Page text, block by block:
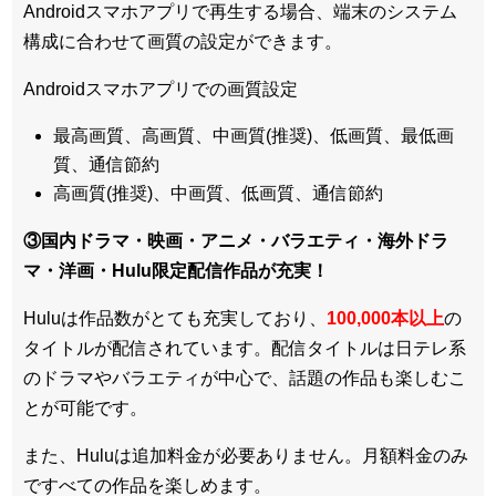
Androidスマホアプリで再生する場合、端末のシステム
構成に合わせて画質の設定ができます。
Androidスマホアプリでの画質設定
最高画質、高画質、中画質(推奨)、低画質、最低画
質、通信節約
高画質(推奨)、中画質、低画質、通信節約
③国内ドラマ・映画・アニメ・バラエティ・ 海外ドラ
マ・洋画・Hulu限定配信作品が充実！
Huluは作品数がとても充実しており、 100,000本以上の
タイトルが配信されています。配信タイトルは 日テレ系
のドラマやバラエティが中心で、話題の作品も楽しむこ
とが可能です。
また、Huluは追加料金が必要ありません。
月額料金のみ
ですべての作品を楽しめます。